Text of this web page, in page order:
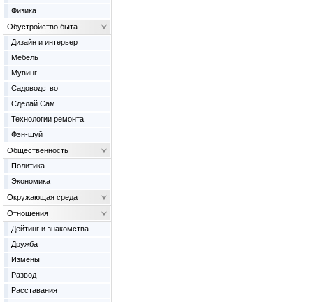
Физика
Обустройство быта
Дизайн и интерьер
Мебель
Мувинг
Садоводство
Сделай Сам
Технологии ремонта
Фэн-шуй
Общественность
Политика
Экономика
Окружающая среда
Отношения
Дейтинг и знакомства
Дружба
Измены
Развод
Расставания